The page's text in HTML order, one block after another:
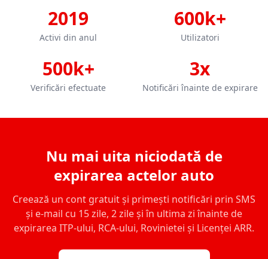
2019
Activi din anul
600k+
Utilizatori
500k+
Verificări efectuate
3x
Notificări înainte de expirare
Nu mai uita niciodată de
expirarea actelor auto
Creează un cont gratuit și primești notificări prin SMS
și e-mail cu 15 zile, 2 zile și în ultima zi înainte de
expirarea ITP-ului, RCA-ului, Rovinietei și Licenței ARR.